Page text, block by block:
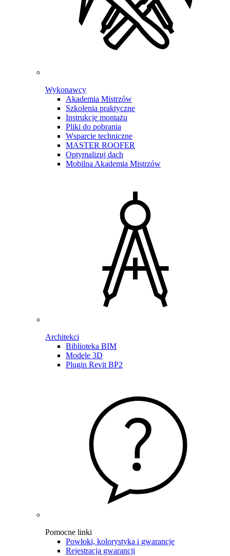
Wykonawcy
Akademia Mistrzów
Szkolenia praktyczne
Instrukcje montażu
Pliki do pobrania
Wsparcie techniczne
MASTER ROOFER
Optymalizuj dach
Mobilna Akademia Mistrzów
Architekci
Biblioteka BIM
Modele 3D
Plugin Revit BP2
Pomocne linki
Powłoki, kolorystyka i gwarancje
Rejestracja gwarancji